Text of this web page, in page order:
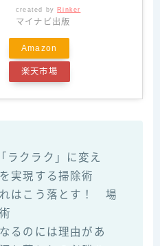
created by Rinker
マイナビ出版
Amazon
楽天市場
ラクラク」に変え
実現する掃除術
はこう落とす！ 場
るのには理由があ